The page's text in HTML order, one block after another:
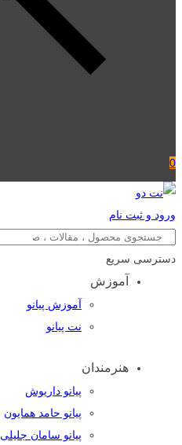
0
ورود و ثبت نام
دسترسی سریع
آموزش
آموزش پیانو
نت پیانو
هنرمندان
پیانو داریوش
پیانو حامد همایون
پیانو سامان جلیلی